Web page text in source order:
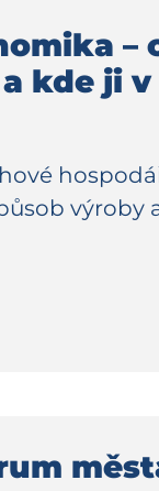
–
kde ji v
výroby